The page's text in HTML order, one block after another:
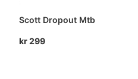
Scott Dropout Mtb
kr299